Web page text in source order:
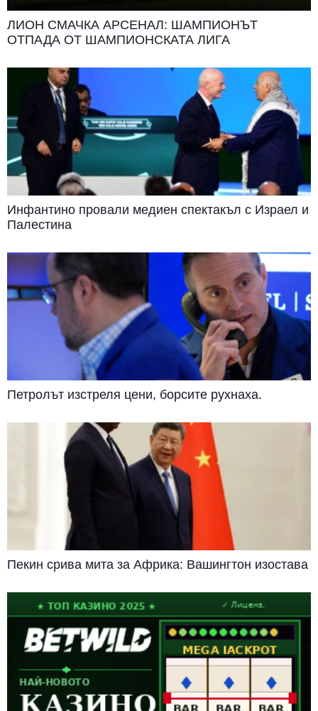
ЛИОН СМАЧКА АРСЕНАЛ: ШАМПИОНЪТ
ОТПАДА ОТ ШАМПИОНСКАТА ЛИГА
Инфантино провали медиен спектакъл с Израел и
Палестина
Петролът изстреля цени, борсите рухнаха.
Пекин срива мита за Африка: Вашингтон изостава